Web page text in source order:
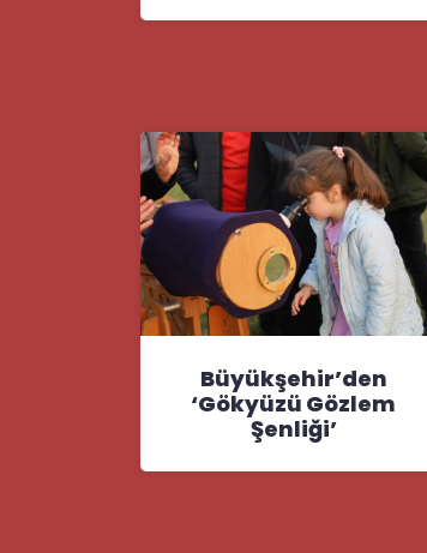
Büyükşehir’den
‘Gökyüzü Gözlem
Şenliği’